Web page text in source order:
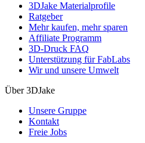
3DJake Materialprofile
Ratgeber
Mehr kaufen, mehr sparen
Affiliate Programm
3D-Druck FAQ
Unterstützung für FabLabs
Wir und unsere Umwelt
Über 3DJake
Unsere Gruppe
Kontakt
Freie Jobs